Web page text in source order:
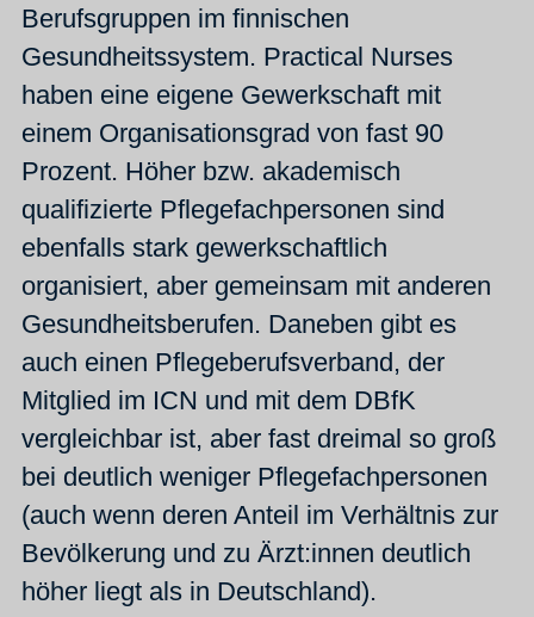
Berufsgruppen im finnischen
Gesundheitssystem. Practical Nurses
haben eine eigene Gewerkschaft mit
einem Organisationsgrad von fast 90
Prozent. Höher bzw. akademisch
qualifizierte Pflegefachpersonen sind
ebenfalls stark gewerkschaftlich
organisiert, aber gemeinsam mit anderen
Gesundheitsberufen. Daneben gibt es
auch einen Pflegeberufsverband, der
Mitglied im ICN und mit dem DBfK
vergleichbar ist, aber fast dreimal so groß
bei deutlich weniger Pflegefachpersonen
(auch wenn deren Anteil im Verhältnis zur
Bevölkerung und zu Ärzt:innen deutlich
höher liegt als in Deutschland).